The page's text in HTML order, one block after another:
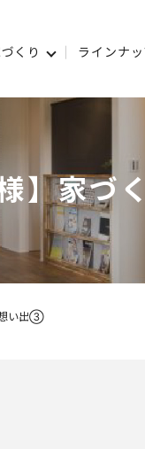
くり ラインナ
】家づ
想い出➂